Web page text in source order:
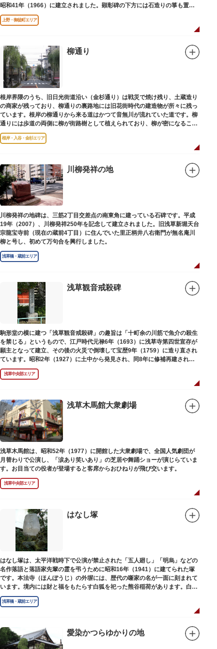
昭和41年（1966）に建立されました。顕彰碑の下方には石造りの箏も置か
れています。
上野・御徒町エリア
柳通り
根岸界隈のうち、旧日光街道沿い（金杉通り）は戦災で焼け残り、土蔵造り
の商家が残っており、柳通りの裏路地には旧花街時代の建造物が所々に残っ
ています。根岸の柳通りから来る道はかつて音無川が流れていた道です。柳
通りには歩道の両側に柳が街路樹として植えられており、柳が密になるこの
通りがかつて花街のあった界隈です。
根岸・入谷・金杉エリア
川柳発祥の地
川柳発祥の地碑は、三筋2丁目交差点の南東角に建っている石碑です。平成
19年（2007）、川柳発祥250年を記念して建立されました。旧浅草新堀天台
宗龍宝寺前（現在の蔵前4丁目）に住んでいた里正柄井八右衛門が無名庵川
柳と号し、初めて万句合を興行しました。
浅草橋・蔵前エリア
浅草観音戒殺碑
駒形堂の横に建つ「浅草観音戒殺碑」の趣旨は「十町余の川筋で魚介の殺生
を禁じる」というもので、江戸時代元禄6年（1693）に浅草寺第四世宣存が
願主となって建立、その後の火災で倒壊して宝歴9年（1759）に造り直され
ています。昭和2年（1927）に土中から発見され、同8年に修補再建された
碑がどちらのものであるかは不明です。
浅草中央部エリア
浅草木馬館大衆劇場
浅草木馬館は、昭和52年（1977）に開館した大衆劇場で、全国人気劇団が
月替わりで公演し、「涙あり笑いあり」の芝居や舞踊ショーが演じらていま
す。お目当ての役者が登場すると客席からおひねりが飛び交います。
浅草中央部エリア
はなし塚
はなし塚は、太平洋戦時下で公演が禁止された「五人廻し」「明烏」などの
名作落語と落語家先輩の霊を弔うために昭和16年（1941）に建てられた塚
です。本法寺（ほんぽうじ）の外塀には、歴代の噺家の名が一面に刻まれて
います。境内には財と福をもたらす白狐を祀った熊谷稲荷があります。白狐
を祀った稲荷は全国に2ケ所しかない非常に珍しいものです。
浅草橋・蔵前エリア
愛染かつらゆかりの地